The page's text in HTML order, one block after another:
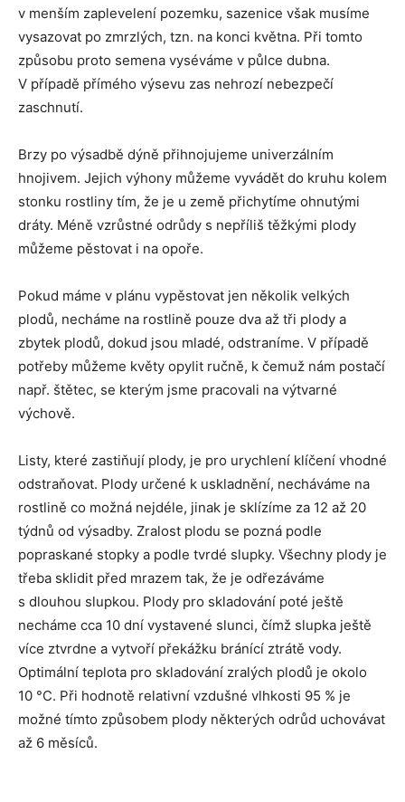
v menším zaplevelení pozemku, sazenice však musíme
vysazovat po zmrzlých, tzn. na konci května. Při tomto
způsobu proto semena vyséváme v půlce dubna.
V případě přímého výsevu zas nehrozí nebezpečí
zaschnutí.
Brzy po výsadbě dýně přihnojujeme univerzálním
hnojivem. Jejich výhony můžeme vyvádět do kruhu kolem
stonku rostliny tím, že je u země přichytíme ohnutými
dráty. Méně vzrůstné odrůdy s nepříliš těžkými plody
můžeme pěstovat i na opoře.
Pokud máme v plánu vypěstovat jen několik velkých
plodů, necháme na rostlině pouze dva až tři plody a
zbytek plodů, dokud jsou mladé, odstraníme. V případě
potřeby můžeme květy opylit ručně, k čemuž nám postačí
např. štětec, se kterým jsme pracovali na výtvarné
výchově.
Listy, které zastiňují plody, je pro urychlení klíčení vhodné
odstraňovat. Plody určené k uskladnění, necháváme na
rostlině co možná nejdéle, jinak je sklízíme za 12 až 20
týdnů od výsadby. Zralost plodu se pozná podle
popraskané stopky a podle tvrdé slupky. Všechny plody je
třeba sklidit před mrazem tak, že je odřezáváme
s dlouhou slupkou. Plody pro skladování poté ještě
necháme cca 10 dní vystavené slunci, čímž slupka ještě
více ztvrdne a vytvoří překážku bránící ztrátě vody.
Optimální teplota pro skladování zralých plodů je okolo
10 °C. Při hodnotě relativní vzdušné vlhkosti 95 % je
možné tímto způsobem plody některých odrůd uchovávat
až 6 měsíců.